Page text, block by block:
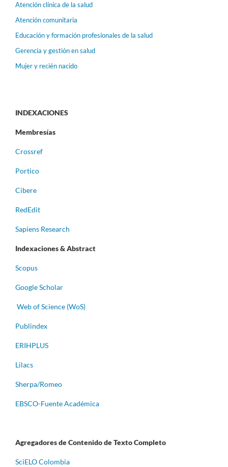
Atención clínica de la salud
Atención comunitaria
Educación y formación profesionales de la salud
Gerencia y gestión en salud
Mujer y recién nacido
INDEXACIONES
Membresías
Crossref
Portico
Cibere
RedEdit
Sapiens Research
Indexaciones & Abstract
Scopus
Google Scholar
Web of Science (WoS)
Publindex
ERIHPLUS
Lilacs
Sherpa/Romeo
EBSCO-Fuente Académica
Agregadores de Contenido de Texto Completo
SciELO Colombia